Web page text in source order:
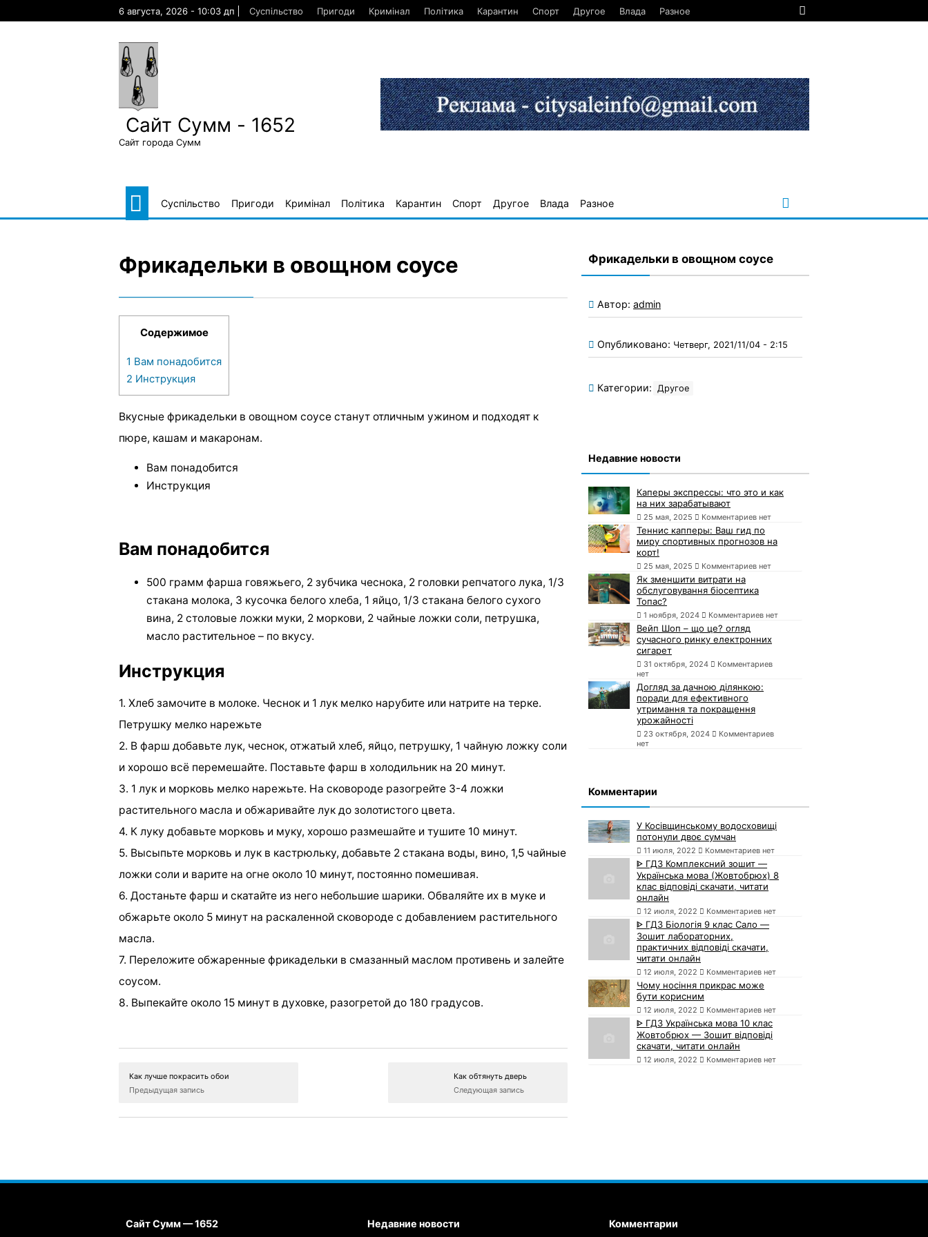
6 августа, 2026 - 10:03 дп Суспільство Пригоди Кримінал Політика Карантин Спорт Другое Влада Разное
Сайт Сумм - 1652
Сайт города Сумм
Суспільство Пригоди Кримінал Політика Карантин Спорт Другое Влада Разное
Фрикадельки в овощном соусе
Содержимое
1 Вам понадобится
2 Инструкция
Вкусные фрикадельки в овощном соусе станут отличным ужином и подходят к
пюре, кашам и макаронам.
Вам понадобится
Инструкция
Вам понадобится
500 грамм фарша говяжьего, 2 зубчика чеснока, 2 головки репчатого лука, 1/3
стакана молока, 3 кусочка белого хлеба, 1 яйцо, 1/3 стакана белого сухого
вина, 2 столовые ложки муки, 2 моркови, 2 чайные ложки соли, петрушка,
масло растительное – по вкусу.
Инструкция
1. Хлеб замочите в молоке. Чеснок и 1 лук мелко нарубите или натрите на терке.
Петрушку мелко нарежьте
2. В фарш добавьте лук, чеснок, отжатый хлеб, яйцо, петрушку, 1 чайную ложку соли
и хорошо всё перемешайте. Поставьте фарш в холодильник на 20 минут.
3. 1 лук и морковь мелко нарежьте. На сковороде разогрейте 3-4 ложки
растительного масла и обжаривайте лук до золотистого цвета.
4. К луку добавьте морковь и муку, хорошо размешайте и тушите 10 минут.
5. Высыпьте морковь и лук в кастрюльку, добавьте 2 стакана воды, вино, 1,5 чайные
ложки соли и варите на огне около 10 минут, постоянно помешивая.
6. Достаньте фарш и скатайте из него небольшие шарики. Обваляйте их в муке и
обжарьте около 5 минут на раскаленной сковороде с добавлением растительного
масла.
7. Переложите обжаренные фрикадельки в смазанный маслом противень и залейте
соусом.
8. Выпекайте около 15 минут в духовке, разогретой до 180 градусов.
Как лучше покрасить обои
Предыдущая запись
Как обтянуть дверь
Следующая запись
Фрикадельки в овощном соусе
Автор: admin
Опубликовано: Четверг, 2021/11/04 - 2:15
Категории: Другое
Недавние новости
Каперы экспрессы: что это и как
на них зарабатывают
25 мая, 2025 Комментариев нет
Теннис капперы: Ваш гид по
миру спортивных прогнозов на
корт!
25 мая, 2025 Комментариев нет
Як зменшити витрати на
обслуговування біосептика
Топас?
1 ноября, 2024 Комментариев нет
Вейп Шоп – що це? огляд
сучасного ринку електронних
сигарет
31 октября, 2024
Комментариев
нет
Догляд за дачною ділянкою:
поради для ефективного
утримання та покращення
урожайності
23 октября, 2024
Комментариев
нет
Комментарии
У Косівщинському водосховищі
потонули двоє сумчан
11 июля, 2022 Комментариев нет
ᐈ ГДЗ Комплексний зошит —
Українська мова (Жовтобрюх) 8
клас відповіді скачати, читати
онлайн
12 июля, 2022 Комментариев нет
ᐈ ГДЗ Біологія 9 клас Сало —
Зошит лабораторних,
практичних відповіді скачати,
читати онлайн
12 июля, 2022 Комментариев нет
Чому носіння прикрас може
бути корисним
12 июля, 2022 Комментариев нет
ᐈ ГДЗ Українська мова 10 клас
Жовтобрюх — Зошит відповіді
скачати, читати онлайн
12 июля, 2022 Комментариев нет
Сайт Сумм — 1652 Недавние новости Комментарии